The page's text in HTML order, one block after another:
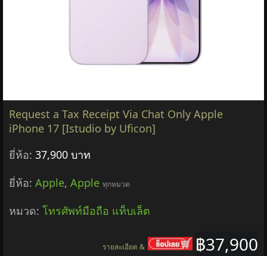
Request a Tax Receipt Via Chat Only Apple
iPhone 17 [Istudio by Uficon]
ยี่ห้อ: 37,900 บาท
ยี่ห้อ: Apple, Apple ทุกหมวด
หมวด: โทรศัพท์มือถือ แท็บเล็ต
฿37,900
รายละเอียด &